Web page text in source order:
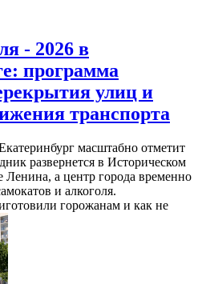
- 2026 в
программа
улиц и
транспорта
масштабно отметит
развернется в Историческом
Ленина, а центр города временно
и алкоголя.
горожанам и как не